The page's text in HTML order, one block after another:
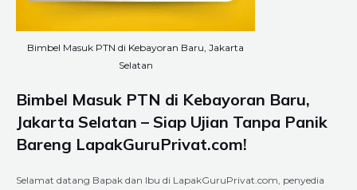
Bimbel Masuk PTN di Kebayoran Baru, Jakarta
Selatan
Bimbel Masuk PTN di Kebayoran Baru,
Jakarta Selatan – Siap Ujian Tanpa Panik
Bareng LapakGuruPrivat.com!
Selamat datang Bapak dan Ibu di LapakGuruPrivat.com, penyedia